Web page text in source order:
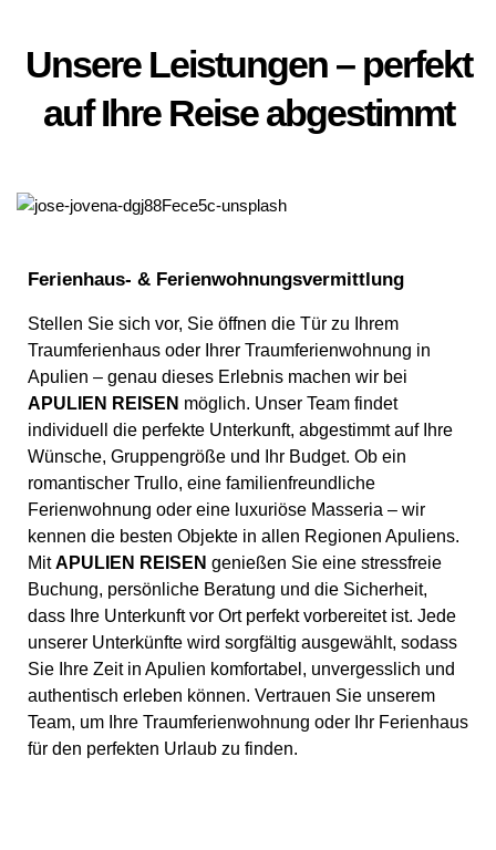
Unsere Leistungen – perfekt
auf Ihre Reise abgestimmt
Ferienhaus- & Ferienwohnungsvermittlung
Stellen Sie sich vor, Sie öffnen die Tür zu Ihrem
Traumferienhaus oder Ihrer Traumferienwohnung in
Apulien – genau dieses Erlebnis machen wir bei
APULIEN REISEN möglich. Unser Team findet
individuell die perfekte Unterkunft, abgestimmt auf Ihre
Wünsche, Gruppengröße und Ihr Budget. Ob ein
romantischer Trullo, eine familienfreundliche
Ferienwohnung oder eine luxuriöse Masseria – wir
kennen die besten Objekte in allen Regionen Apuliens.
MitAPULIEN REISEN genießen Sie eine stressfreie
Buchung, persönliche Beratung und die Sicherheit,
dass Ihre Unterkunft vor Ort perfekt vorbereitet ist. Jede
unserer Unterkünfte wird sorgfältig ausgewählt, sodass
Sie Ihre Zeit in Apulien komfortabel, unvergesslich und
authentisch erleben können. Vertrauen Sie unserem
Team, um Ihre Traumferienwohnung oder Ihr Ferienhaus
für den perfekten Urlaub zu finden.